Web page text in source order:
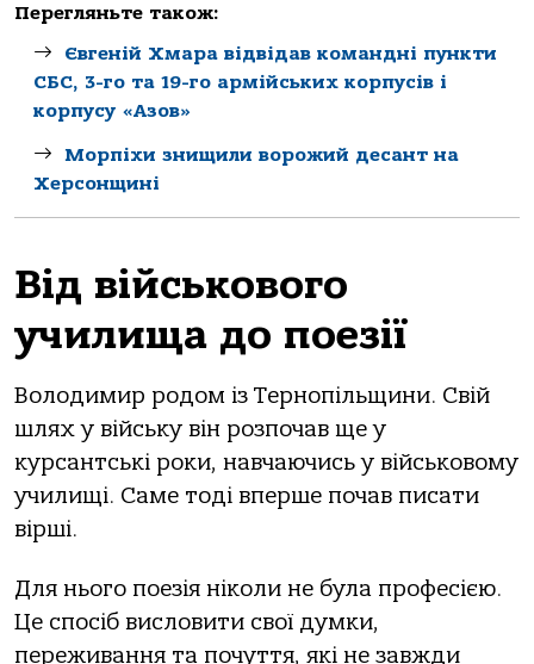
Перегляньте також:
Євгеній Хмара відвідав командні пункти
СБС, 3-го та 19-го армійських корпусів і
корпусу «Азов»
Морпіхи знищили ворожий десант на
Херсонщині
Від військового
училища до поезії
Володимир родом із Тернопільщини. Свій
шлях у війську він розпочав ще у
курсантські роки, навчаючись у військовому
училищі. Саме тоді вперше почав писати
вірші.
Для нього поезія ніколи не була професією.
Це спосіб висловити свої думки,
переживання та почуття, які не завжди